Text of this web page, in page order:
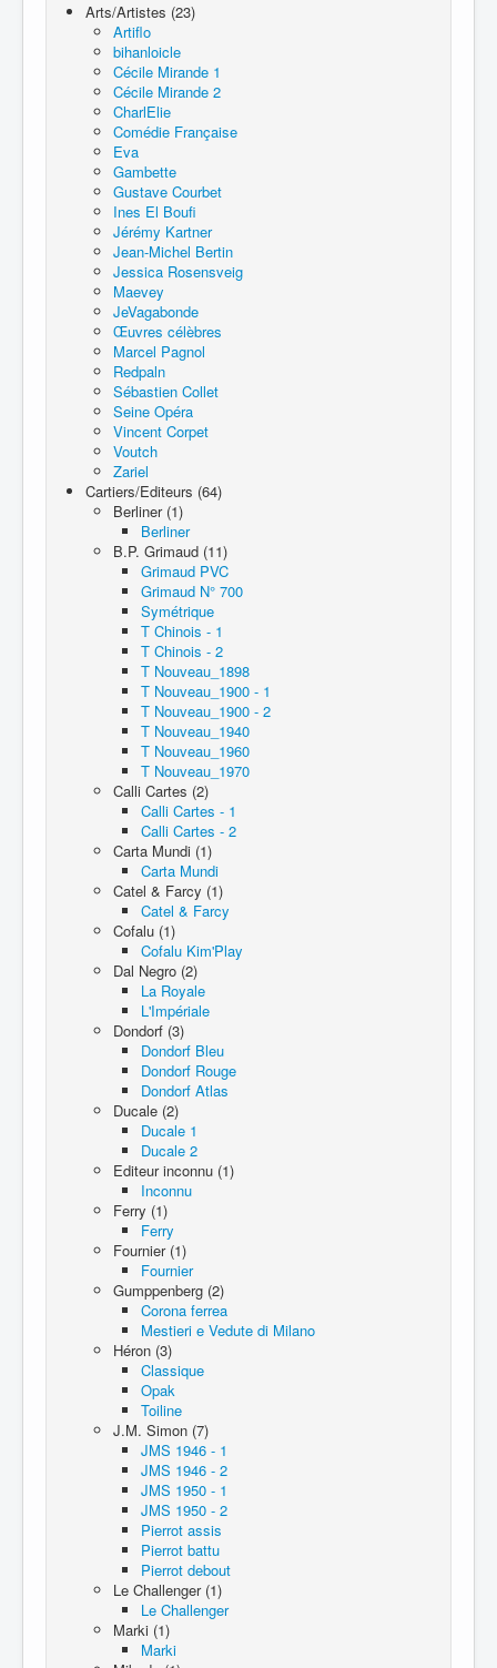
Arts/Artistes (23)
Artiflo
bihanloicle
Cécile Mirande 1
Cécile Mirande 2
CharlElie
Comédie Française
Eva
Gambette
Gustave Courbet
Ines El Boufi
Jérémy Kartner
Jean-Michel Bertin
Jessica Rosensveig
Maevey
JeVagabonde
Œuvres célèbres
Marcel Pagnol
Redpaln
Sébastien Collet
Seine Opéra
Vincent Corpet
Voutch
Zariel
Cartiers/Editeurs (64)
Berliner (1)
Berliner
B.P. Grimaud (11)
Grimaud PVC
Grimaud N° 700
Symétrique
T Chinois - 1
T Chinois - 2
T Nouveau_1898
T Nouveau_1900 - 1
T Nouveau_1900 - 2
T Nouveau_1940
T Nouveau_1960
T Nouveau_1970
Calli Cartes (2)
Calli Cartes - 1
Calli Cartes - 2
Carta Mundi (1)
Carta Mundi
Catel & Farcy (1)
Catel & Farcy
Cofalu (1)
Cofalu Kim'Play
Dal Negro (2)
La Royale
L'Impériale
Dondorf (3)
Dondorf Bleu
Dondorf Rouge
Dondorf Atlas
Ducale (2)
Ducale 1
Ducale 2
Editeur inconnu (1)
Inconnu
Ferry (1)
Ferry
Fournier (1)
Fournier
Gumppenberg (2)
Corona ferrea
Mestieri e Vedute di Milano
Héron (3)
Classique
Opak
Toiline
J.M. Simon (7)
JMS 1946 - 1
JMS 1946 - 2
JMS 1950 - 1
JMS 1950 - 2
Pierrot assis
Pierrot battu
Pierrot debout
Le Challenger (1)
Le Challenger
Marki (1)
Marki